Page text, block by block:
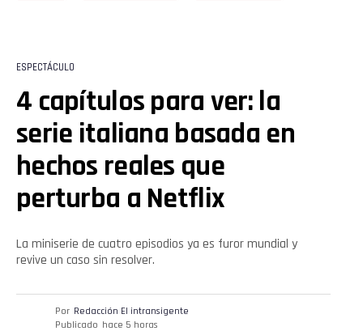
ESPECTÁCULO
4 capítulos para ver: la
serie italiana basada en
hechos reales que
perturba a Netflix
La miniserie de cuatro episodios ya es furor mundial y
revive un caso sin resolver.
Por Redacción El intransigente
Publicado hace 5 horas